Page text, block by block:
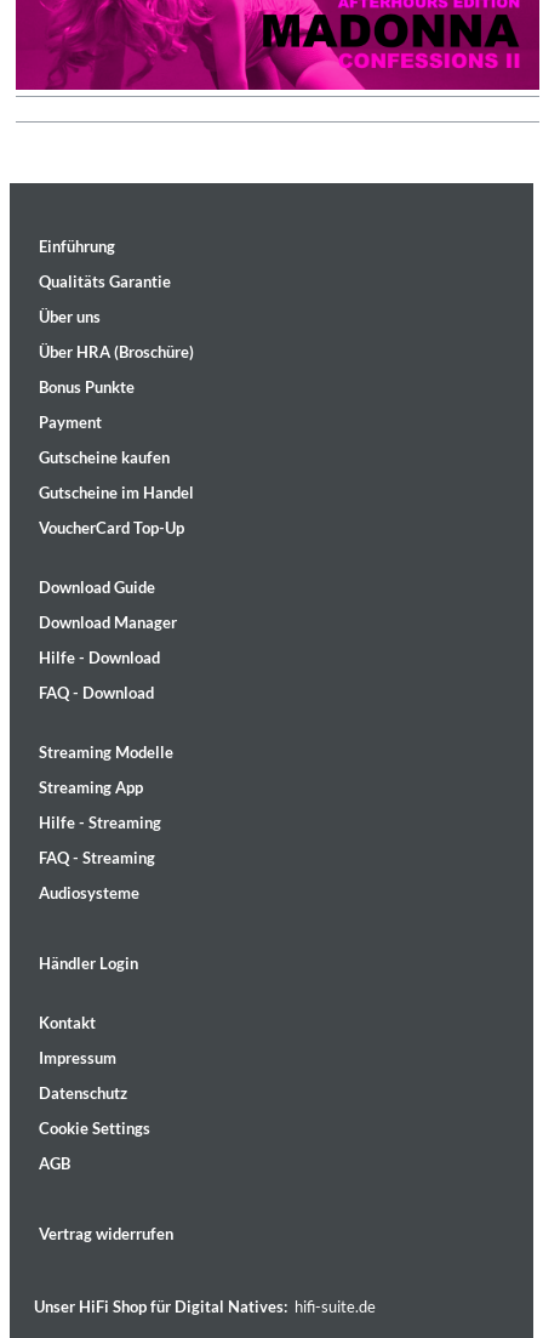
Einführung
Qualitäts Garantie
Über uns
Über HRA (Broschüre)
Bonus Punkte
Payment
Gutscheine kaufen
Gutscheine im Handel
VoucherCard Top-Up
Download Guide
Download Manager
Hilfe - Download
FAQ - Download
Streaming Modelle
Streaming App
Hilfe - Streaming
FAQ - Streaming
Audiosysteme
Händler Login
Kontakt
Impressum
Datenschutz
Cookie Settings
AGB
Vertrag widerrufen
Unser HiFi Shop für Digital Natives: hifi-suite.de